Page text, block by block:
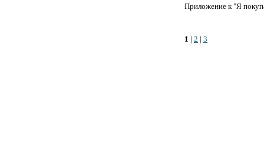
Приложение к "Я
1 | 2 | 3